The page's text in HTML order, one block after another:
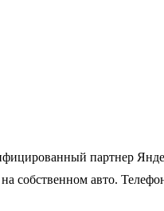
партнер
собственном авто.